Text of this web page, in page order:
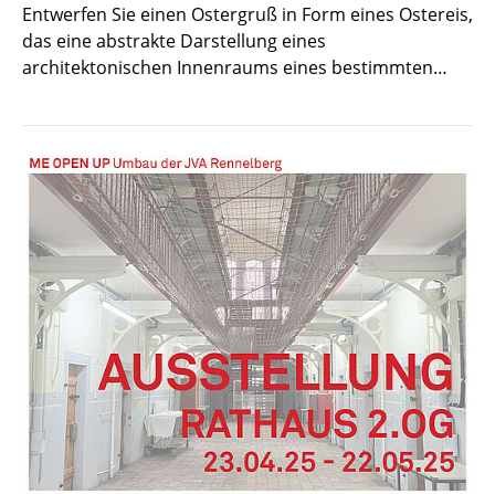
Entwerfen Sie einen Ostergruß in Form eines Ostereis,
das eine abstrakte Darstellung eines
architektonischen Innenraums eines bestimmten…